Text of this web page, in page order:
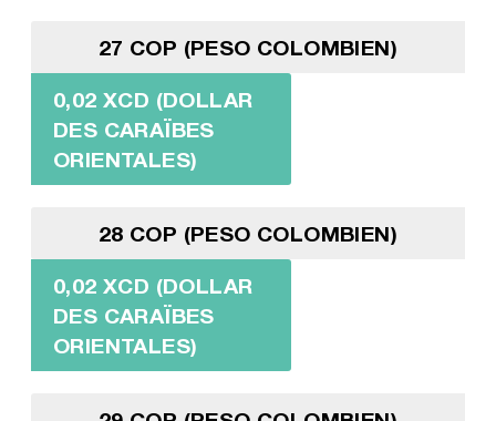
27 COP (PESO COLOMBIEN)
0,02 XCD (DOLLAR
DES CARAÏBES
ORIENTALES)
28 COP (PESO COLOMBIEN)
0,02 XCD (DOLLAR
DES CARAÏBES
ORIENTALES)